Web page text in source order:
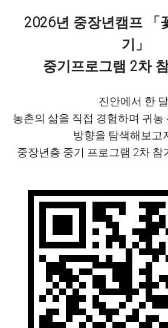
2026년 중장년캠프 「
기」
중기프로그램 2차
진안에서 한
농촌의 삶을 직접 경험하며 귀농
방향을 탐색해보고
중장년층 중기 프로그램 2차 참